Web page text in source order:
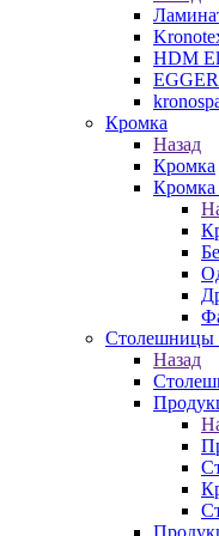
HDM
EGGER
Кромка
Назад
Кромка
Кромка
Столешницы
Назад